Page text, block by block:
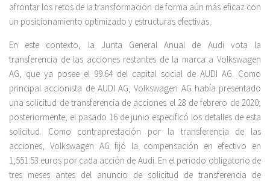
afrontar los retos de la transformación de forma aún más eficaz con
un posicionamiento optimizado y estructuras efectivas.
En este contexto, la Junta General Anual de Audi vota la
transferencia de las acciones restantes de la marca a Volkswagen
AG, que ya posee el 99.64 del capital social de AUDI AG. Como
principal accionista de AUDI AG, Volkswagen AG había presentado
una solicitud de transferencia de acciones el 28 de febrero de 2020;
posteriormente, el pasado 16 de junio especificó los detalles de esta
solicitud. Como contraprestación por la transferencia de las
acciones, Volkswagen AG fijó la compensación en efectivo en
1,551.53 euros por cada acción de Audi. En el periodo obligatorio de
tres meses antes del anuncio de solicitud de transferencia de